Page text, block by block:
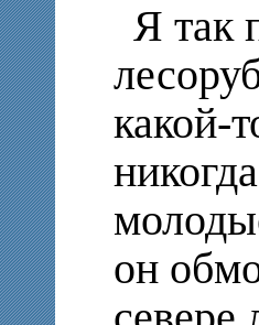
Я так
какой-
он